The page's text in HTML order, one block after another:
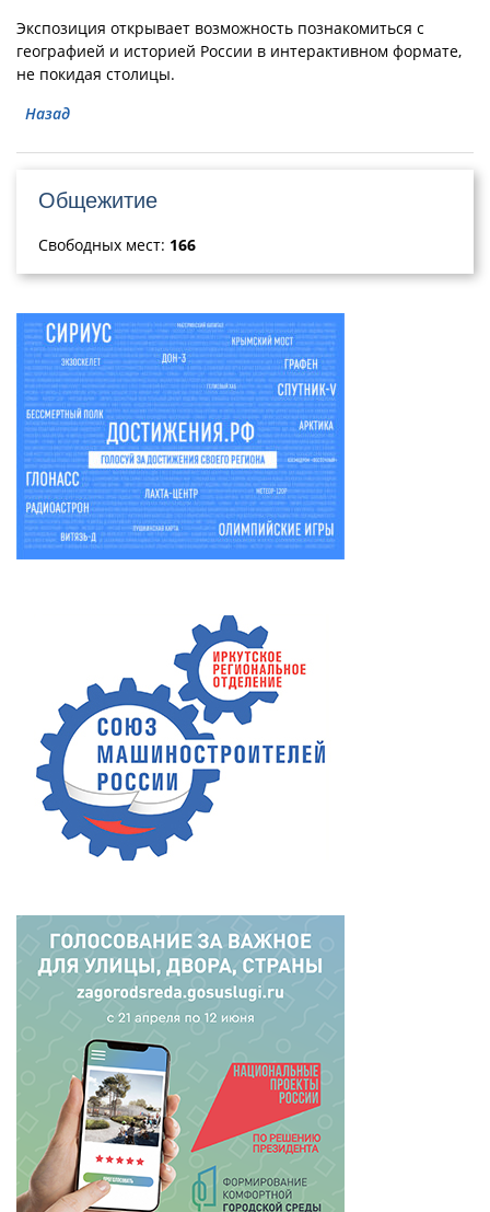
Экспозиция открывает возможность познакомиться с
географией и историей России в интерактивном формате,
не покидая столицы.
Назад
Общежитие
Свободных мест: 166